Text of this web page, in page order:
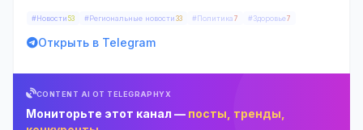
#Новости 53 #Региональные новости 33 #Политика 7 #Здоровье7
Открыть в Telegram
CONTENT AI ОТ TELEGRAPHYX
Мониторьте этот канал — посты, тренды,